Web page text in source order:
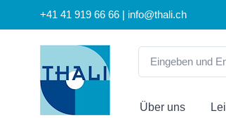
+41 41 919 66 66 | info@thali.ch
Über uns